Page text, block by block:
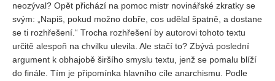
neozýval? Opět přichází na pomoc mistr novinářské zkratky se
svým: „Napiš, pokud možno dobře, cos udělal špatně, a dostane
se ti rozhřešení.“ Trocha rozhřešení by autorovi tohoto textu
určitě alespoň na chvilku ulevila. Ale stačí to? Zbývá poslední
argument k obhajobě širšího smyslu textu, jenž se pomalu blíží
do finále. Tím je připomínka hlavního cíle anarchismu. Podle